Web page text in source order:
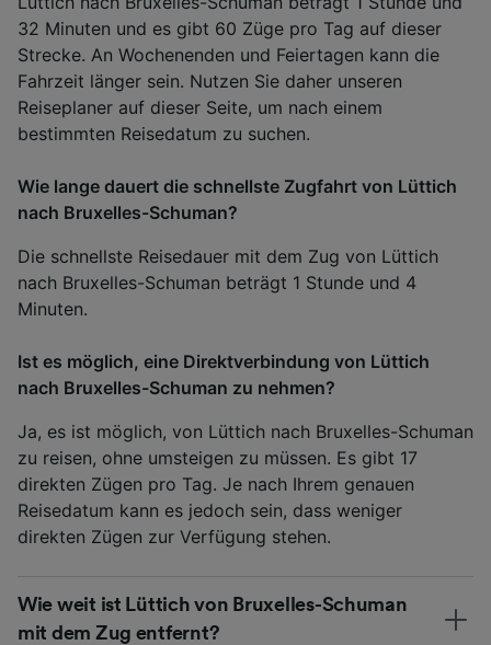
32 Minuten und es gibt 60 Züge pro Tag auf dieser
Strecke. An Wochenenden und Feiertagen kann die
Fahrzeit länger sein. Nutzen Sie daher unseren
Reiseplaner auf dieser Seite, um nach einem
bestimmten Reisedatum zu suchen.
Wie lange dauert die schnellste Zugfahrt von Lüttich
nach Bruxelles-Schuman?
Die schnellste Reisedauer mit dem Zug von Lüttich
nach Bruxelles-Schuman beträgt 1 Stunde und 4
Minuten.
Ist es möglich, eine Direktverbindung von Lüttich
nach Bruxelles-Schuman zu nehmen?
Ja, es ist möglich, von Lüttich nach Bruxelles-Schuman
zu reisen, ohne umsteigen zu müssen. Es gibt 17
direkten Zügen pro Tag. Je nach Ihrem genauen
Reisedatum kann es jedoch sein, dass weniger
direkten Zügen zur Verfügung stehen.
Wie weit ist Lüttich von Bruxelles-Schuman
mit dem Zug entfernt?